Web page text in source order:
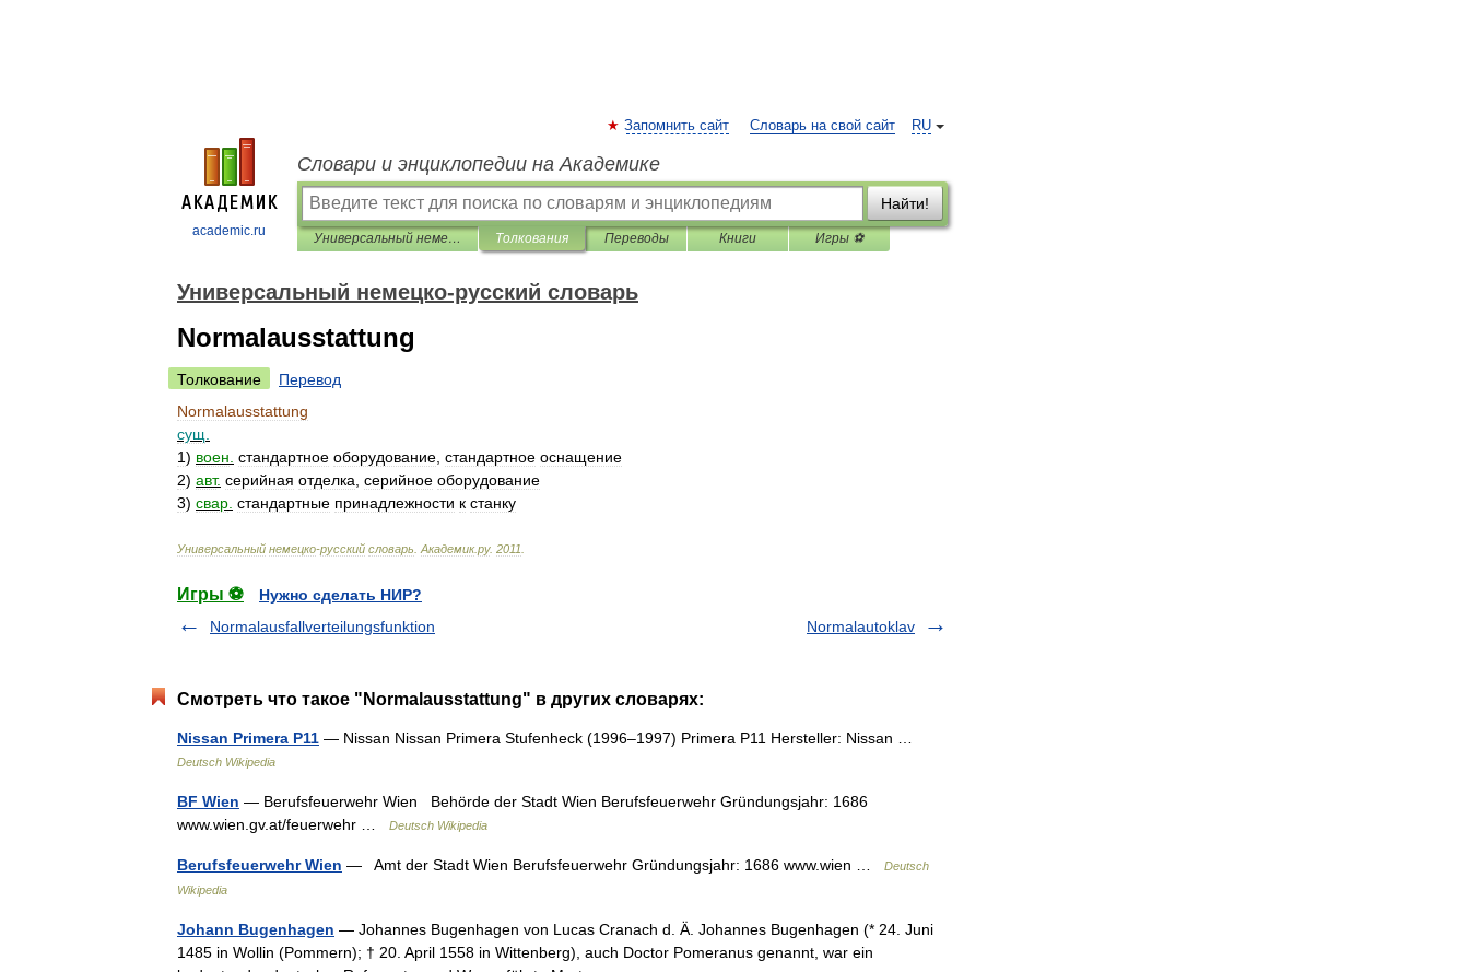
academic.ru
RU
Запомнить сайт Словарь на свой сайт
Словари и энциклопедии на Академике
Найти!
Универсальный немецко-русский словарь Толкования Переводы Книги Игры ⚽
Универсальный немецко-русский словарь
Normalausstattung
Толкование
Перевод
Normalausstattung
сущ
1) воен стандартное оборудование стандартное оснащение
2) авт. серийная отделка серийное оборудование
3) свар стандартные принадлежности к станку
Универсальный немецко-русский словарь Академик.ру. 2011
Игры ⚽
Нужно сделать НИР?
Normalausfallverteilungsfunktion
Normalautoklav
Смотреть что такое "Normalausstattung" в других словарях:
Nissan Primera P11 — Nissan Nissan Primera Stufenheck (1996–1997) Primera P11 Hersteller: Nissan …
Deutsch Wikipedia
BF Wien — Berufsfeuerwehr Wien Behörde der Stadt Wien Berufsfeuerwehr Gründungsjahr: 1686
www.wien.gv.at/feuerwehr …
Deutsch Wikipedia
Berufsfeuerwehr Wien — Amt der Stadt Wien Berufsfeuerwehr Gründungsjahr: 1686 www.wien …
Deutsch
Wikipedia
Johann Bugenhagen — Johannes Bugenhagen von Lucas Cranach d. Ä. Johannes Bugenhagen (* 24. Juni
1485 in Wollin (Pommern); † 20. April 1558 in Wittenberg), auch Doctor Pomeranus genannt, war ein